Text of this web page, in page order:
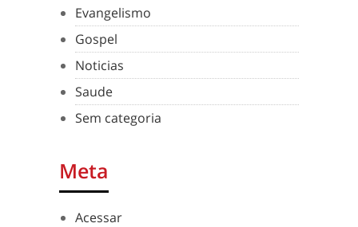
Evangelismo
Gospel
Noticias
Saude
Sem categoria
Meta
Acessar